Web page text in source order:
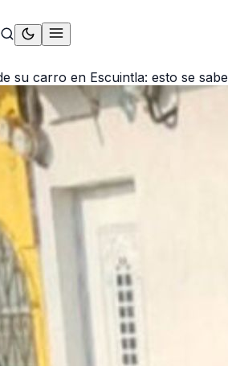
su carro en Escuintla: esto se sabe